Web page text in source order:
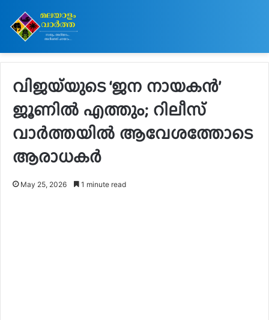
വിജയ്‌യുടെ ‘ജന നായകൻ’
ജൂണിൽ എത്തും; റിലീസ്
വാർത്തയിൽ ആവേശത്തോടെ
ആരാധകർ
May 25, 2026 1 minute read